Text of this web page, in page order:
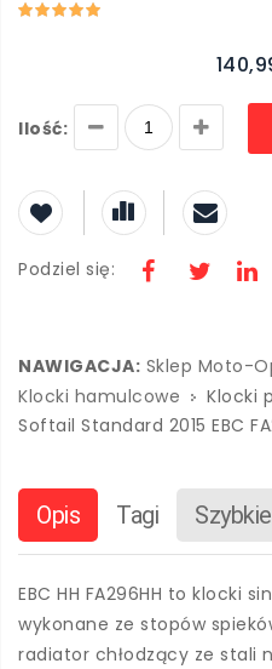
Ilość:
Podziel się:
NAWIGACJA: Sklep Moto-
Klocki hamulcowe
Klocki
Softail Standard 2015 EBC
Opis Tagi
EBC HH FA296HH to klocki
wykonane ze stopów
radiator chłodzący ze stali